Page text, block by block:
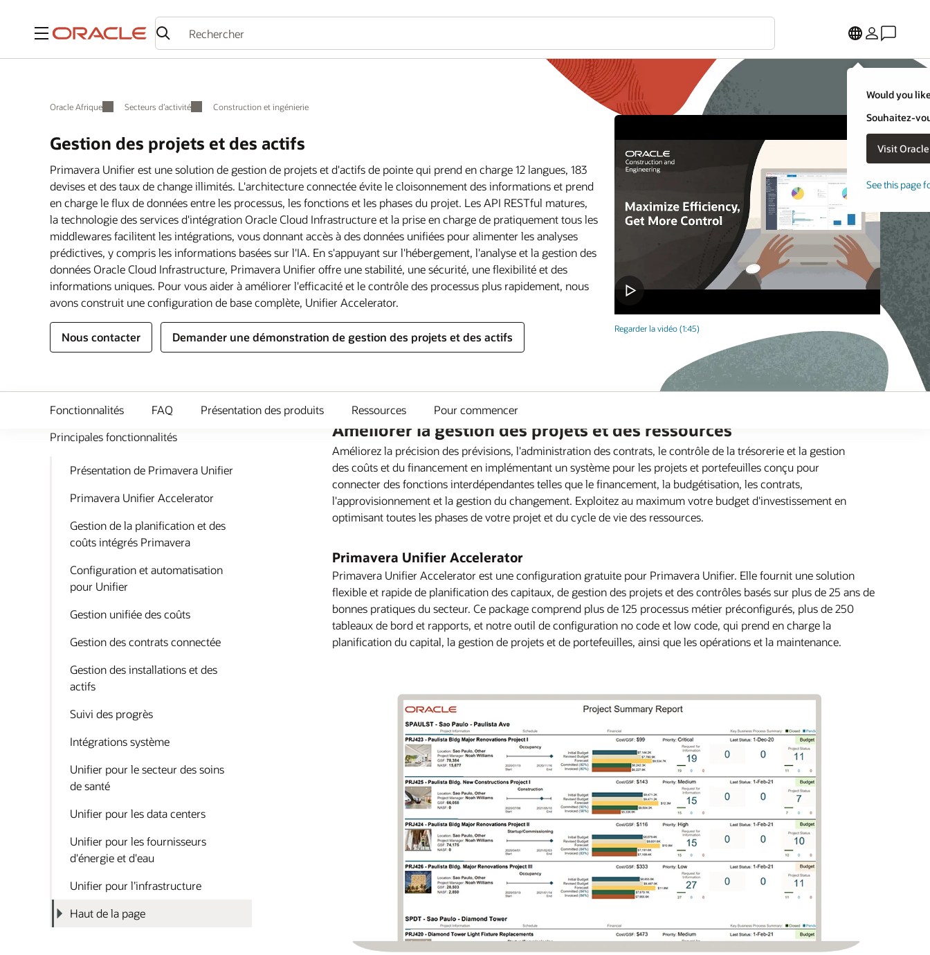
Menu
Would you
Souhaitez-
See this page
Oracle Afrique Secteurs d’activité Construction et ingénierie
Gestion des projets et des actifs
Regarder la vidéo (1:45)
Primavera Unifier est une solution de gestion de projets et d'actifs de pointe qui prend en charge 12 langues, 183
devises et des taux de change illimités. L'architecture connectée évite le cloisonnement des informations et prend
en charge le flux de données entre les processus, les fonctions et les phases du projet. Les API RESTful matures,
la technologie des services d'intégration Oracle Cloud Infrastructure et la prise en charge de pratiquement tous les
middlewares facilitent les intégrations, vous donnant accès à des données unifiées pour alimenter les analyses
prédictives, y compris les informations basées sur l'IA. En s'appuyant sur l'hébergement, l'analyse et la gestion des
données Oracle Cloud Infrastructure, Primavera Unifier offre une stabilité, une sécurité, une flexibilité et des
informations uniques. Pour vous aider à améliorer l'efficacité et le contrôle des processus plus rapidement, nous
avons construit une configuration de base complète, Unifier Accelerator.
Nous contacter Demander une démonstration de gestion des projets et des actifs
Fonctionnalités FAQ Présentation des produits Ressources
Pour commencer
Principales fonctionnalités
Présentation de Primavera Unifier
Primavera Unifier Accelerator
Gestion de la planification et des
coûts intégrés Primavera
Configuration et automatisation
pour Unifier
Gestion unifiée des coûts
Gestion des contrats connectée
Gestion des installations et des
actifs
Suivi des progrès
Intégrations système
Unifier pour le secteur des soins
de santé
Unifier pour les data centers
Unifier pour les fournisseurs
d'énergie et d'eau
Unifier pour l’infrastructure
Haut de la page
Améliorer la gestion des projets et des ressources
Améliorez la précision des prévisions, l'administration des contrats, le contrôle de la trésorerie et la gestion
des coûts et du financement en implémentant un système pour les projets et portefeuilles conçu pour
connecter des fonctions interdépendantes telles que le financement, la budgétisation, les contrats,
l'approvisionnement et la gestion du changement. Exploitez au maximum votre budget d'investissement en
optimisant toutes les phases de votre projet et du cycle de vie des ressources.
Primavera Unifier Accelerator
Primavera Unifier Accelerator est une configuration gratuite pour Primavera Unifier. Elle fournit une solution
flexible et rapide de planification des capitaux, de gestion des projets et des contrôles basés sur plus de 25 ans de
bonnes pratiques du secteur. Ce package comprend plus de 125 processus métier préconfigurés, plus de 250
tableaux de bord et rapports, et notre outil de configuration no code et low code, qui prend en charge la
planification du capital, la gestion de projets et de portefeuilles, ainsi que les opérations et la maintenance.